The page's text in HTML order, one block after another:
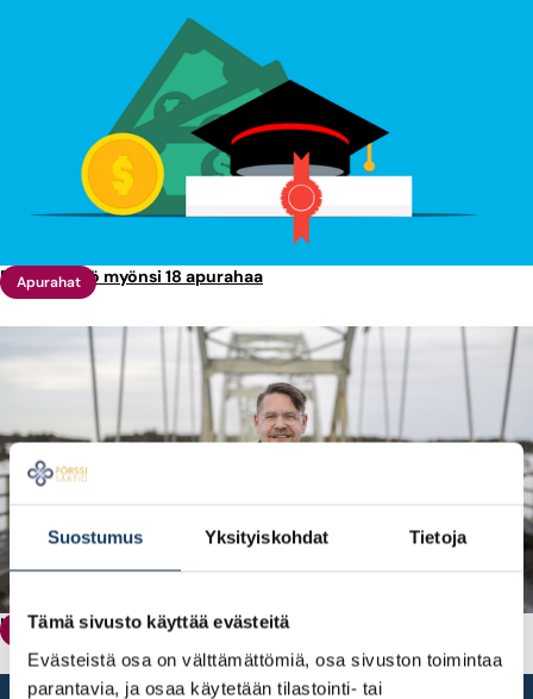
Suostumus Yksityiskohdat Tietoja
Tämä sivusto käyttää evästeitä
Evästeistä osa on välttämättömiä, osa sivuston toimintaa
parantavia, ja osaa käytetään tilastointi- tai
Apurahat
Pörssisäätiö myönsi 18 apurahaa
Tutustu pörssiyhtiöihin
Kuukauden yhtiö: NYAB